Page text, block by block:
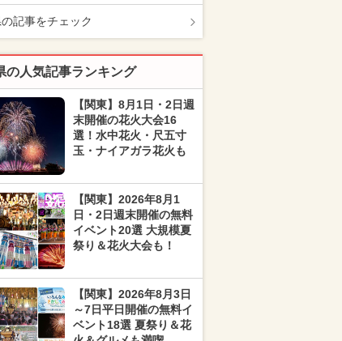
記事をチェック
の人気記事ランキング
【関東】8月1日・2日週
末開催の花火大会16
選！水中花火・尺五寸
玉・ナイアガラ花火も
【関東】2026年8月1
日・2日週末開催の無料
イベント20選 大規模夏
祭り＆花火大会も！
【関東】2026年8月3日
～7日平日開催の無料イ
ベント18選 夏祭り＆花